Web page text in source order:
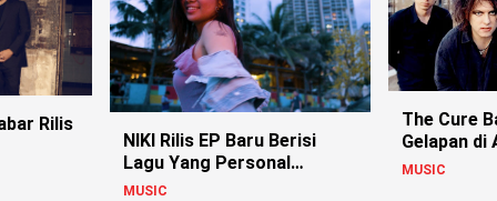
Rilis
NIKI Rilis EP Baru Berisi
Lagu Yang Personal
Banget!
MUSIC
The Cure
Gelapan di
MUSIC